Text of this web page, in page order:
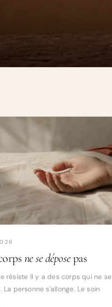
ne se déposepas
résiste Il y a des corps qui ne se
personne s'allonge. Le soin